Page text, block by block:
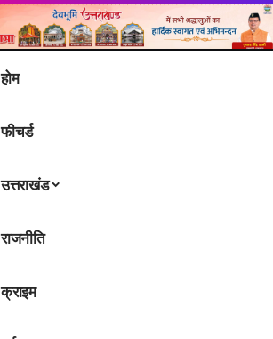
होम
फीचर्ड
उत्तराखंड
राजनीति
क्राइम